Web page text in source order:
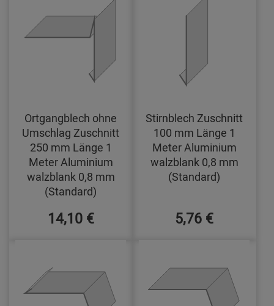
Ortgangblech ohne
Umschlag Zuschnitt
250 mm Länge 1
Meter Aluminium
walzblank 0,8 mm
(Standard)
14,10 €
Stirnblech Zuschnitt
100 mm Länge 1
Meter Aluminium
walzblank 0,8 mm
(Standard)
5,76 €